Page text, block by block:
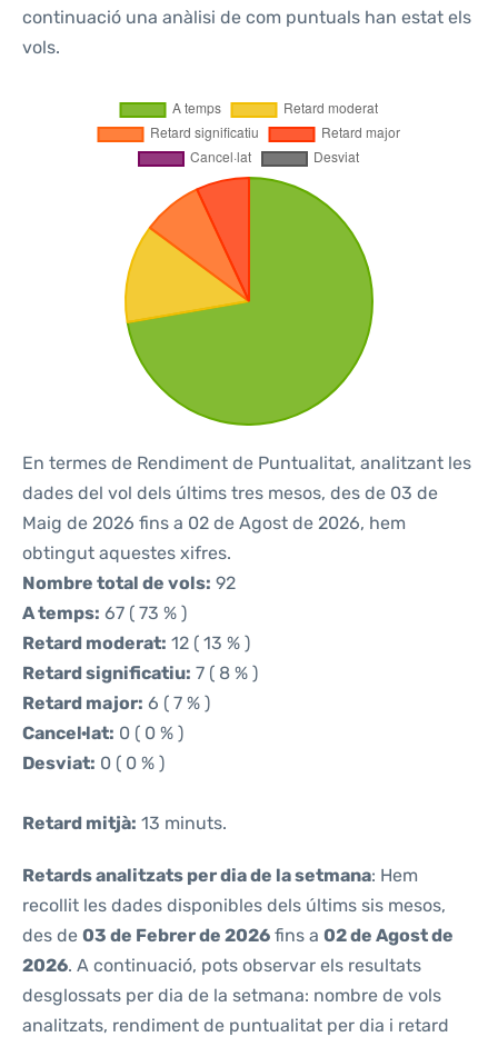
continuació una anàlisi de com puntuals han estat els
vols.
En termes de Rendiment de Puntualitat, analitzant les
dades del vol dels últims tres mesos, des de 03 de
Maig de 2026 fins a 02 de Agost de 2026, hem
obtingut aquestes xifres.
Nombre total de vols: 92
A temps: 67 ( 73 % )
Retard moderat: 12 ( 13 % )
Retard significatiu: 7 ( 8 % )
Retard major: 6 ( 7 % )
Cancel·lat: 0 ( 0 % )
Desviat: 0 ( 0 % )
Retard mitjà: 13 minuts.
Retards analitzats per dia de la setmana: Hem
recollit les dades disponibles dels últims sis mesos,
des de 03 de Febrer de 2026 fins a 02 de Agost de
2026. A continuació, pots observar els resultats
desglossats per dia de la setmana: nombre de vols
analitzats, rendiment de puntualitat per dia i retard